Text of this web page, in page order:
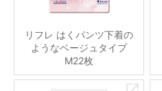
リフレ はくパンツ下着の
ようなベージュタイプ
M22枚